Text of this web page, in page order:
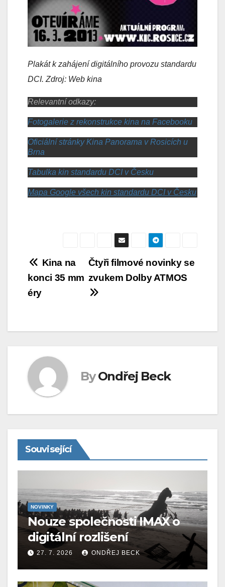
Plakát k zahájení digitálního provozu standardu
DCI. Zdroj: Web kina
Relevantní odkazy:
Fotogalerie z rekonstrukce kina na Facebooku
Oficiální stránky Kina Panorama v Rosicích u
Brna
Tabulka kin standardu DCI v Česku
Mapa Google všech kin standardu DCI v Česku
Navigace
pro
Čtyři filmové novinky se
zvukem Dolby ATMOS
Kina na
konci 35 mm
éry
By Ondřej Beck
Související
NOVINKY
Nouze společnosti IMAX o
digitální rozlišení
27. 7. 2026 ONDŘEJ BECK